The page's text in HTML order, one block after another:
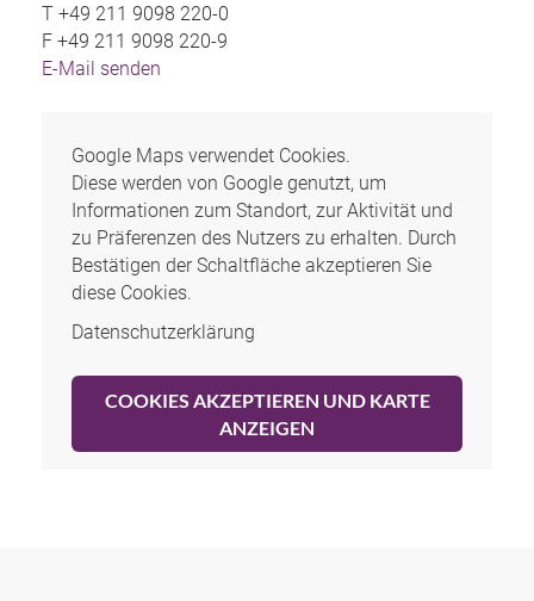
T +49 211 9098 220-0
F +49 211 9098 220-9
E-Mail senden
Google Maps verwendet Cookies.
Diese werden von Google genutzt, um
Informationen zum Standort, zur Aktivität und
zu Präferenzen des Nutzers zu erhalten. Durch
Bestätigen der Schaltfläche akzeptieren Sie
diese Cookies.
Datenschutzerklärung
COOKIES AKZEPTIEREN UND KARTE
ANZEIGEN